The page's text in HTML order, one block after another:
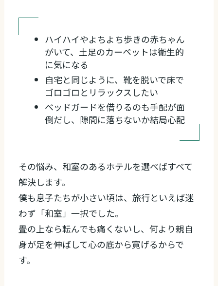
ハイハイやよちよち歩きの赤ちゃん
がいて、土足のカーペットは衛生的
に気になる
自宅と同じように、靴を脱いで床で
ゴロゴロとリラックスしたい
ベッドガードを借りるのも手配が面
倒だし、隙間に落ちないか結局心配
その悩み、和室のあるホテルを選べばすべて
解決します。
僕も息子たちが小さい頃は、旅行といえば迷
わず「和室」一択でした。
畳の上なら転んでも痛くないし、何より親自
身が足を伸ばして心の底から寛げるからで
す。